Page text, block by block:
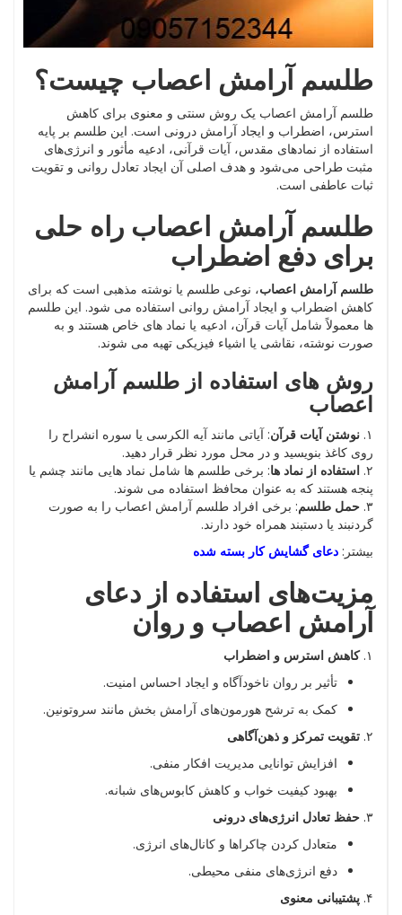
طلسم آرامش اعصاب چیست؟
طلسم آرامش اعصاب یک روش سنتی و معنوی برای کاهش
استرس، اضطراب و ایجاد آرامش درونی است. این طلسم بر پایه
استفاده از نمادهای مقدس، آیات قرآنی، ادعیه مأثور و انرژی‌های
مثبت طراحی می‌شود و هدف اصلی آن ایجاد تعادل روانی و تقویت
ثبات عاطفی است.
طلسم آرامش اعصاب راه‌ حلی
برای دفع اضطراب
طلسم آرامش اعصاب، نوعی طلسم یا نوشته مذهبی است که برای
کاهش اضطراب و ایجاد آرامش روانی استفاده می شود. این طلسم
ها معمولاً شامل آیات قرآن، ادعیه یا نماد های خاص هستند و به
صورت نوشته، نقاشی یا اشیاء فیزیکی تهیه می شوند.
روش های استفاده از طلسم آرامش
اعصاب
۱. نوشتن آیات قرآن: آیاتی مانند آیه الکرسی یا سوره انشراح را
روی کاغذ بنویسید و در محل مورد نظر قرار دهید.
۲. استفاده از نماد ها: برخی طلسم ها شامل نماد هایی مانند چشم یا
پنجه هستند که به عنوان محافظ استفاده می شوند.
۳. حمل طلسم: برخی افراد طلسم آرامش اعصاب را به صورت
گردنبند یا دستبند همراه خود دارند.
بیشتر: دعای گشایش کار بسته شده
مزیت‌های استفاده از دعای
آرامش اعصاب و روان
۱. کاهش استرس و اضطراب
تأثیر بر روان ناخودآگاه و ایجاد احساس امنیت.
کمک به ترشح هورمون‌های آرامش‌ بخش مانند سروتونین.
۲. تقویت تمرکز و ذهن‌آگاهی
افزایش توانایی مدیریت افکار منفی.
بهبود کیفیت خواب و کاهش کابوس‌های شبانه.
۳. حفظ تعادل انرژی‌های درونی
متعادل کردن چاکراها و کانال‌های انرژی.
دفع انرژی‌های منفی محیطی.
۴. پشتیبانی معنوی